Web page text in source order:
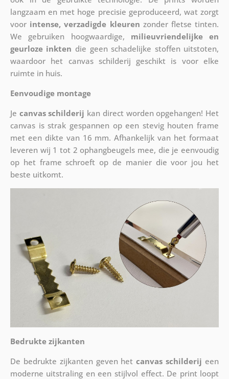
langzaam en met hoge precisie geproduceerd, wat zorgt
voor intense, verzadigde kleuren zonder fletse tinten.
We gebruiken hoogwaardige, milieuvriendelijke en
geurloze inkten die geen schadelijke stoffen uitstoten,
waardoor het canvas schilderij geschikt is voor elke
ruimte in huis.
Eenvoudige montage
Je canvas schilderij kan direct worden opgehangen! Het
canvas is strak gespannen op een stevig houten frame
met een dikte van 16 mm. Afhankelijk van het formaat
leveren wij 1 tot 2 ophangbeugels mee, die je eenvoudig
op het frame schroeft op de manier die voor jou het
beste uitkomt.
Bedrukte zijkanten
De bedrukte zijkanten geven hetcanvas schilderij een
moderne uitstraling en een stijlvol effect. De print loopt